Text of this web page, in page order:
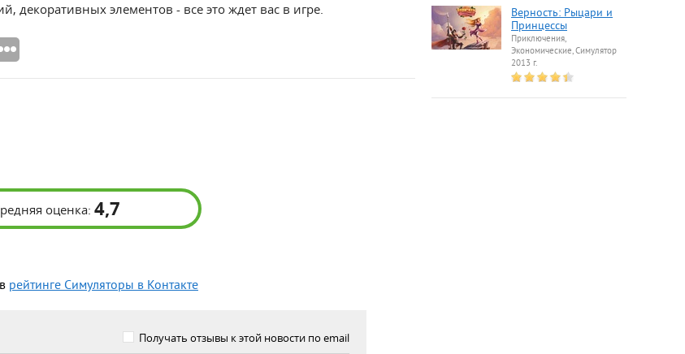
декоративных элементов - все это ждет вас в игре.
оценка: 4,7
рейтинге Симуляторы в Контакте
Получать отзывы к этой новости по email
Верность: Рыцари и
Принцессы
Приключения,
Экономические, Симулятор
2013 г.